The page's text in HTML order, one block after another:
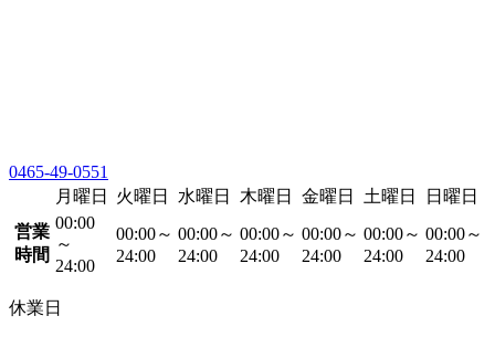
0465-49-0551
月曜日
火曜日 水曜日 木曜日 金曜日 土曜日
日曜日
営業
時間
00:00
～
24:00
00:00～
24:00
00:00～
24:00
00:00～
24:00
00:00～
24:00
00:00～
24:00
00:00～
24:00
休業日